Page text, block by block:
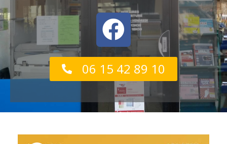
06 15 42 89 10